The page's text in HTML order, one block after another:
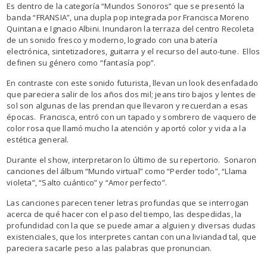
Es dentro de la categoría “Mundos Sonoros” que se presentó la
banda “FRANSIA”, una dupla pop integrada por Francisca Moreno
Quintana e Ignacio Albini. Inundaron la terraza del centro Recoleta
de un sonido fresco y moderno, logrado con una batería
electrónica, sintetizadores, guitarra y el recurso del auto-tune. Ellos
definen su género como “fantasía pop”.
En contraste con este sonido futurista, llevan un look desenfadado
que pareciera salir de los años dos mil; jeans tiro bajos y lentes de
sol son algunas de las prendan que llevaron y recuerdan a esas
épocas. Francisca, entró con un tapado y sombrero de vaquero de
color rosa que llamó mucho la atención y aportó color y vida a la
estética general.
Durante el show, interpretaron lo último de su repertorio. Sonaron
canciones del álbum “Mundo virtual” como “Perder todo”, “Llama
violeta”, “Salto cuántico” y “Amor perfecto”.
Las canciones parecen tener letras profundas que se interrogan
acerca de qué hacer con el paso del tiempo, las despedidas, la
profundidad con la que se puede amar a alguien y diversas dudas
existenciales, que los interpretes cantan con una liviandad tal, que
pareciera sacarle peso a las palabras que pronuncian.